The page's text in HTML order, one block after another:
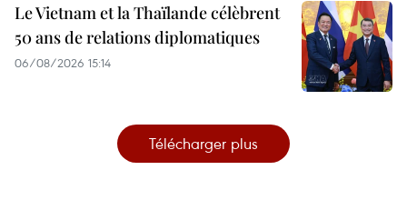
Le Vietnam et la Thaïlande célèbrent
50 ans de relations diplomatiques
06/08/2026 15:14
Télécharger plus